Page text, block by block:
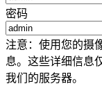
密码
注意：使用您的摄
息。这些详细信息
我们的服务器。